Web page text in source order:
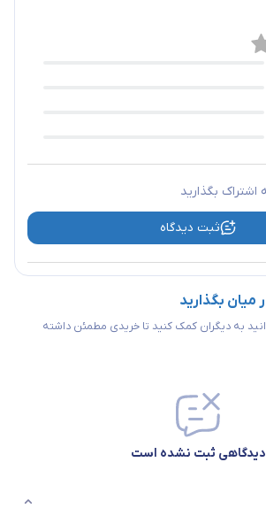
اشتراک بگذارید
ثبت دیدگاه
میان بگذارید
به دیگران کمک کنید تا خریدی مطمئن داشته
دیدگاهی ثبت نشده است